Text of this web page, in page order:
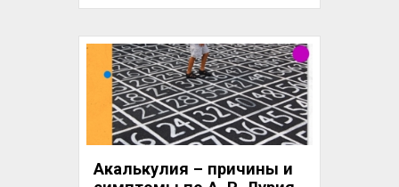
болезнью нечисты (Lewis, 1987).
говорится: «Теперь у того, кто будет
осквернен проказой и отделен
приговором священника, должны быть
развязаны одежды его, голова должна
быть обнажена, рот покрыт тканью, и он
будет кричать, что он осквернен и
нечист, он будет жить один вне стана».
Акалькулия – причины и